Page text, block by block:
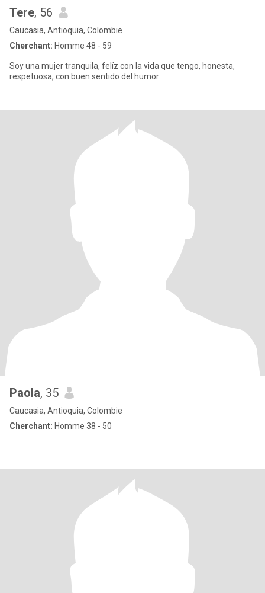
Tere, 56
Caucasia, Antioquia, Colombie
Cherchant: Homme 48 - 59
Soy una mujer tranquila, felíz con la vida que tengo, honesta,
respetuosa, con buen sentido del humor
Paola, 35
Caucasia, Antioquia, Colombie
Cherchant: Homme 38 - 50